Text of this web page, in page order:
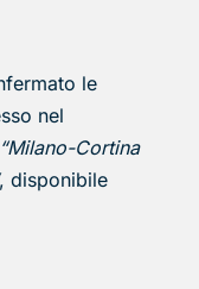
le
nel
“Milano-Cortina
disponibile